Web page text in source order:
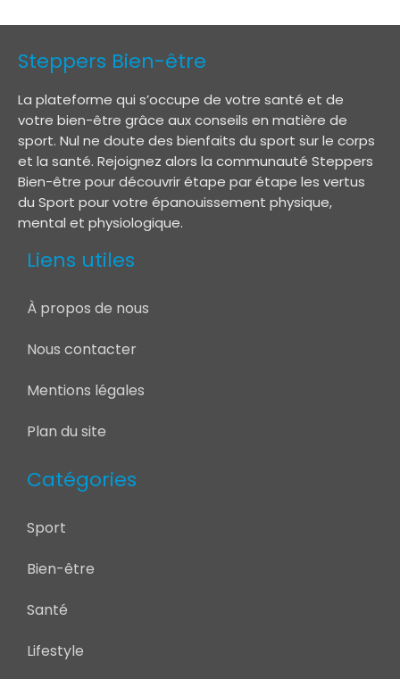
Steppers Bien-être
La plateforme qui s’occupe de votre santé et de
votre bien-être grâce aux conseils en matière de
sport. Nul ne doute des bienfaits du sport sur le corps
et la santé. Rejoignez alors la communauté Steppers
Bien-être pour découvrir étape par étape les vertus
du Sport pour votre épanouissement physique,
mental et physiologique.
Liens utiles
À propos de nous
Nous contacter
Mentions légales
Plan du site
Catégories
Sport
Bien-être
Santé
Lifestyle